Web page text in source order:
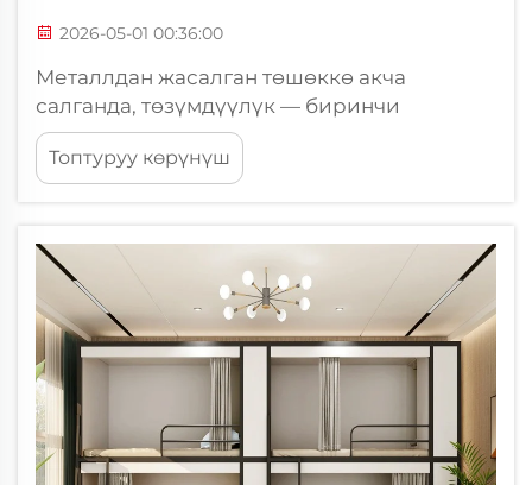
2026-05-01 00:36:00
Металлдан жасалган төшөккө акча
салганда, төзүмдүүлүк — биринчи
көрүнүштө болгондо болгон стальдын
канчалык калың экени менен гана
белгиленбейт. Бул — структуралык дизайн,
жана беттин иштетилүүсү сыяктуу
факторлордун тез-тез ойлонуп таңдалган
топтому...
Топтуруу көрүнүш